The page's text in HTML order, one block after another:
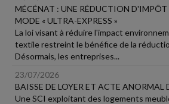
MÉCÉNAT : UNE RÉDUCTION
MODE « ULTRA-EXPRESS »
La loi visant à réduire l'impact
textile restreint le bénéfice de la
Désormais, les entreprises...
23/07/2026
BAISSE DE LOYER ET ACTE ANORMAL
Une SCI exploitant des logements